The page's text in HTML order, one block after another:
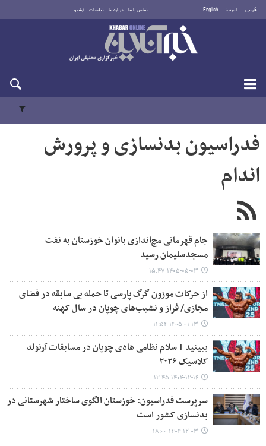
فارسی العربية English تماس با ما درباره ما تبلیغات آرشیو
شنبه ۱۷ مرداد ۱۴۰۵
فدراسیون بدنسازی و پرورش
اندام
جام قهرمانی مچ‌اندازی بانوان خوزستان به نفت
مسجدسلیمان رسید
۱۴۰۵-۰۵-۰۳ ۱۵:۴۷
از حرکات موزون گرگ پارسی تا حمله بی سابقه در فضای
مجازی/ فراز و نشیب‌های چوپان در سال کهنه
۱۴۰۵-۰۱-۱۳ ۱۱:۵۴
ببینید | سلام نظامی هادی چوپان در مسابقات آرنولد
کلاسیک ۲۰۲۶
۱۴۰۴-۱۲-۱۶ ۱۲:۴۵
سرپرست فدراسیون: خوزستان الگوی ساختار شهرستانی در
بدنسازی کشور است
۱۴۰۴-۱۲-۰۳ ۱۸:۰۰